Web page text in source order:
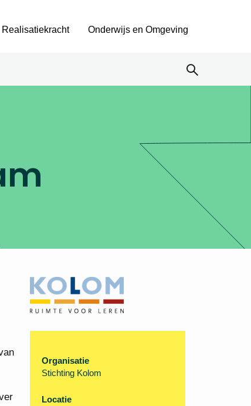
Realisatiekracht Onderwijs en Omgeving
Organisatie
Stichting Kolom
Locatie